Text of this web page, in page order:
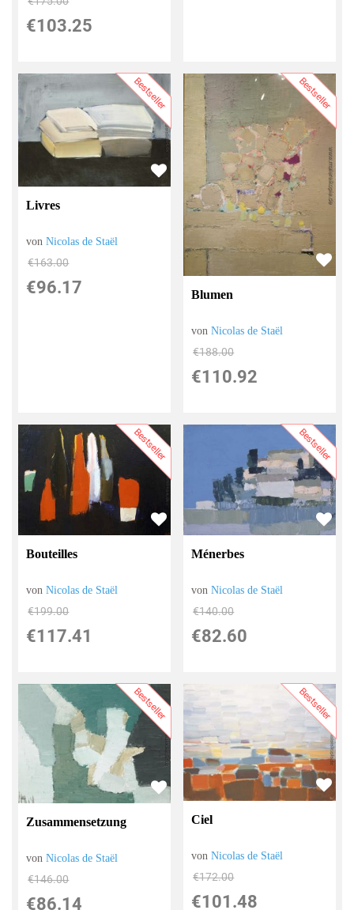
€103.25
Bestseller
Livres
vonNicolas de Staël
€163.00
€96.17
Bestseller
Blumen
vonNicolas de Staël
€188.00
€110.92
Bestseller
Bouteilles
vonNicolas de Staël
€199.00
€117.41
Bestseller
Ménerbes
vonNicolas de Staël
€140.00
€82.60
Bestseller
Zusammensetzung
vonNicolas de Staël
€146.00
€86.14
Bestseller
Ciel
vonNicolas de Staël
€172.00
€101.48